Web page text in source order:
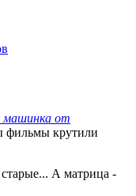
машинка от
фильмы крутили
А матрица -